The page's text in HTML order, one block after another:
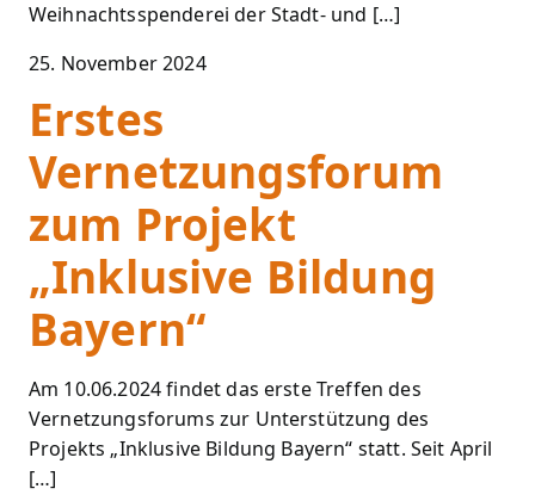
Weihnachtsspenderei der Stadt- und […]
25. November 2024
Erstes
Vernetzungsforum
zum Projekt
„Inklusive Bildung
Bayern“
Am 10.06.2024 findet das erste Treffen des
Vernetzungsforums zur Unterstützung des
Projekts „Inklusive Bildung Bayern“ statt. Seit April
[…]